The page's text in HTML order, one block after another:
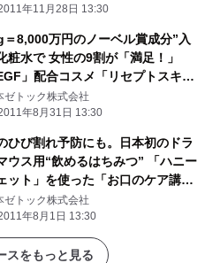
年11月28日 13:30
＝8,000万円のノーベル賞成分”入
粧水で 女性の9割が「満足！」
」配合コスメ「リセプトスキ
シリーズが9月1日新発売
ゼトック株式会社
年8月31日 13:30
ひび割れ予防にも。日本初のドラ
ウス用“飲めるはちみつ” 「ハニー
ット」を使った「お口のケア講習
全国で無料開催
ゼトック株式会社
年8月1日 13:30
スをもっと見る